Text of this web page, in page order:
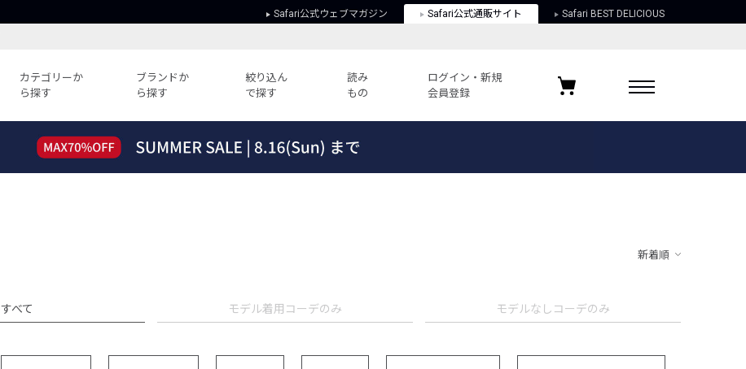
Safari公式ウェブマガジン Safari公式通販サイト Safari BEST DELICIOUS
カテゴリーか
ら探す
ブランドか
ら探す
絞り込ん
で探す
読み
もの
ログイン・新規
会員登録
すべての記事
ウィークリーコーデ
特定商取引に関する法律
お気に入りブランド
新着順
すべて モデル着用コーデのみ モデルなしコーデのみ